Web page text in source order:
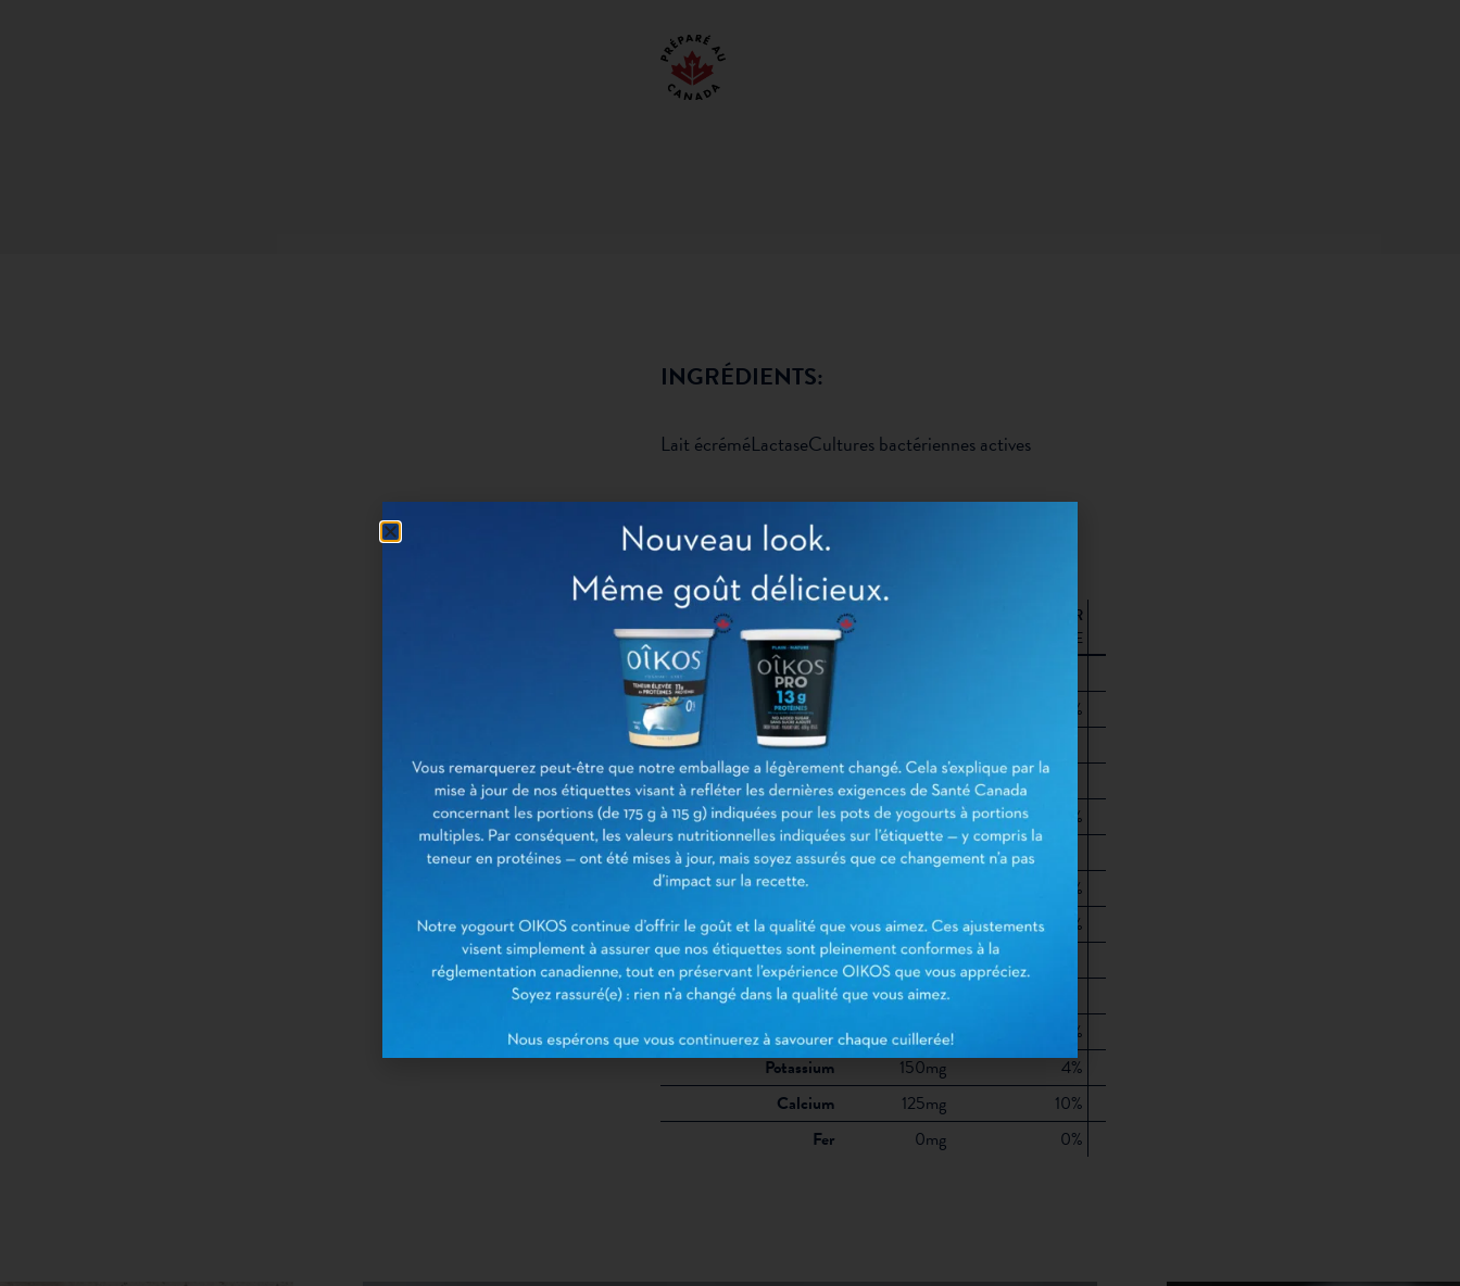
INGRÉDIENTS:
Lait écréméLactaseCultures bactériennes actives
INFORMATIONS NUTRITIONNELLES:
POUR ½ TASSE
% VALEUR
QUOTIDIENNE
Calories
Lipides
0%
Saturés
Trans
0g
Total Trans + Saturés
0%
Glucides
4g
Fibres
0%
Sucres
4g
4%
Protéines
11g
Cholestérol
5mg
Sodium
30mg
1%
Potassium
150mg
4%
Calcium
125mg
10%
Fer
0mg 0%